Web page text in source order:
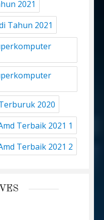
2021
Tahun 2021
2020
Terbaik 2021 1
Terbaik 2021 2